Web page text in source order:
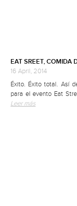
EAT SREET, COMIDA
16 April, 2014
Éxito. Éxito total. Así
para el evento Eat
Leer más